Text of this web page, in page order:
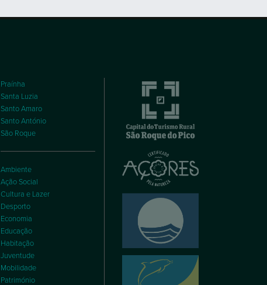
Praínha
Santa Luzia
Santo Amaro
Santo António
São Roque
Ambiente
Ação Social
Cultura e Lazer
Desporto
Economia
Educação
Habitação
Juventude
Mobilidade
Património